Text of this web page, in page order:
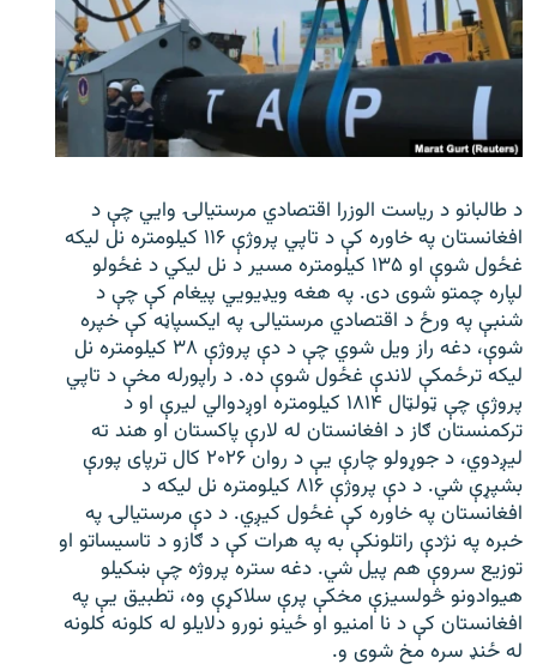
د طالبانو د ریاست الوزرا اقتصادي مرستیالۍ وایي چې د
افغانستان په خاوره کې د تاپي پروژې ۱۱۶ کیلومتره نل لیکه
غځول شوې او ۱۳۵ کیلومتره مسیر د نل لیکي د غځولو
لپاره چمتو شوی دی. په هغه ویډیویي پیغام کې چې د
شنبې په ورځ د اقتصادي مرستیالۍ په ایکسپاڼه کې خپره
شوې، دغه راز ویل شوي چې د دې پروژې ۳۸ کیلومتره نل
لیکه ترځمکې لاندې غځول شوې ده. د راپورله مخې د تاپي
پروژې چې ټولټال ۱۸۱۴ کیلومتره اوږدوالي لیرې او د
ترکمنستان ګاز د افغانستان له لارې پاکستان او هند ته
لیږدوي، د جوړولو چارې یې د روان ۲۰۲۶ کال ترپای پورې
بشپړې شي. د دې پروژې ۸۱۶ کیلومتره نل لیکه د
افغانستان په خاوره کې غځول کیږي. د دې مرستیالۍ په
خبره په نژدې راتلونکې به په هرات کې د ګازو د تاسیساتو او
توزیع سروې هم پیل شي. دغه ستره پروژه چې ښکیلو
هیوادونو څولسیزې مخکې پرې سلاکړې وه، تطبیق یې په
افغانستان کې د نا امنیو او ځینو نورو دلایلو له کلونه کلونه
له ځنډ سره مخ شوی و.